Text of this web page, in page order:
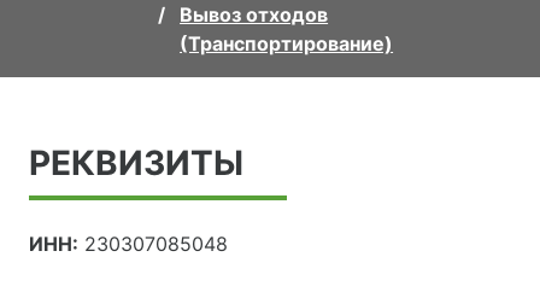
Вывоз отходов
(Транспортирование)
РЕКВИЗИТЫ
ИНН: 230307085048